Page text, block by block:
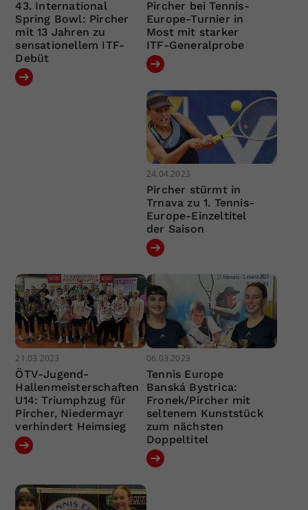
43. International
Spring Bowl: Pircher
mit 13 Jahren zu
sensationellem ITF-
Debüt
Pircher bei Tennis-
Europe-Turnier in
Most mit starker
ITF-Generalprobe
24.04.2023
Pircher stürmt in
Trnava zu 1. Tennis-
Europe-Einzeltitel
der Saison
21.03.2023
ÖTV-Jugend-
Hallenmeisterschaften
U14: Triumphzug für
Pircher, Niedermayr
verhindert Heimsieg
06.03.2023
Tennis Europe
Banská Bystrica:
Fronek/Pircher mit
seltenem Kunststück
zum nächsten
Doppeltitel